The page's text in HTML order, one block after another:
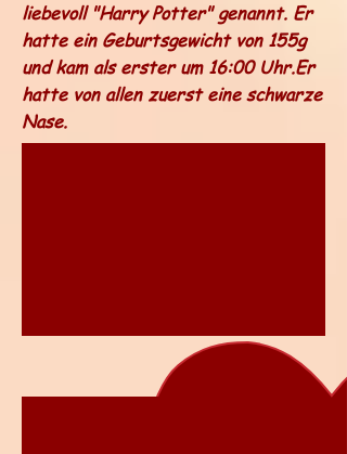
liebevoll "Harry Potter" genannt. Er
hatte ein Geburtsgewicht von 155g
und kam als erster um 16:00 Uhr.Er
hatte von allen zuerst eine schwarze
Nase.